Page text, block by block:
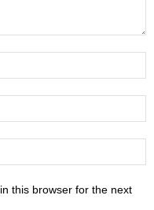
this browser for the next